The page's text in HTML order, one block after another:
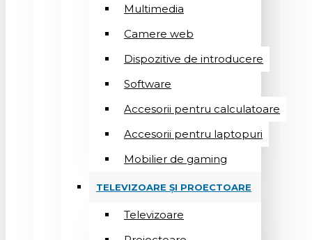
Multimedia
Camere web
Dispozitive de introducere
Software
Accesorii pentru calculatoare
Accesorii pentru laptopuri
Mobilier de gaming
TELEVIZOARE ȘI PROECTOARE
Televizoare